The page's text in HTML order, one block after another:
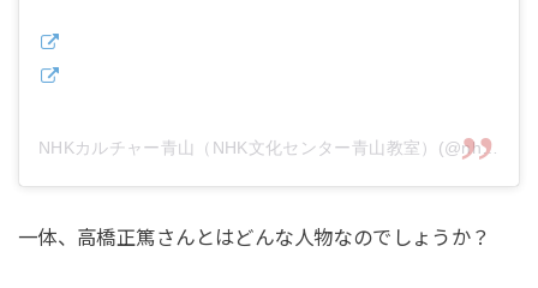
NHKカルチャー青山（NHK文化センター青山教室）(@nhkcul_aoyama)がシェアした投稿
一体、高橋正篤さんとはどんな人物なのでしょうか？